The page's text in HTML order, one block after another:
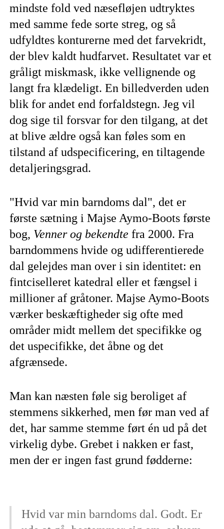
mindste fold ved næsefløjen udtryktes
med samme fede sorte streg, og så
udfyldtes konturerne med det farvekridt,
der blev kaldt hudfarvet. Resultatet var et
gråligt miskmask, ikke vellignende og
langt fra klædeligt. En billedverden uden
blik for andet end forfaldstegn. Jeg vil
dog sige til forsvar for den tilgang, at det
at blive ældre også kan føles som en
tilstand af udspecificering, en tiltagende
detaljeringsgrad.
"Hvid var min barndoms dal", det er
første sætning i Majse Aymo-Boots første
bog, Venner og bekendte fra 2000. Fra
barndommens hvide og udifferentierede
dal gelejdes man over i sin identitet: en
fintciselleret katedral eller et fængsel i
millioner af gråtoner. Majse Aymo-Boots
værker beskæftigheder sig ofte med
områder midt mellem det specifikke og
det uspecifikke, det åbne og det
afgrænsede.
Man kan næsten føle sig beroliget af
stemmens sikkerhed, men før man ved af
det, har samme stemme ført én ud på det
virkelig dybe. Grebet i nakken er fast,
men der er ingen fast grund fødderne:
Hvid var min barndoms dal. Godt. Er